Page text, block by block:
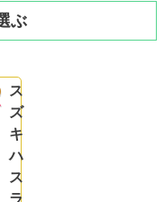
ぶ
ス
ズ
キ
ハ
ス
ラ